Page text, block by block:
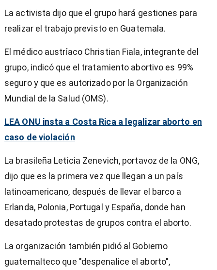
La activista dijo que el grupo hará gestiones para
realizar el trabajo previsto en Guatemala.
El médico austríaco Christian Fiala, integrante del
grupo, indicó que el tratamiento abortivo es 99%
seguro y que es autorizado por la Organización
Mundial de la Salud (OMS).
LEA ONU insta a Costa Rica a legalizar aborto en
caso de violación
La brasileña Leticia Zenevich, portavoz de la ONG,
dijo que es la primera vez que llegan a un país
latinoamericano, después de llevar el barco a
Erlanda, Polonia, Portugal y España, donde han
desatado protestas de grupos contra el aborto.
La organización también pidió al Gobierno
guatemalteco que "despenalice el aborto",